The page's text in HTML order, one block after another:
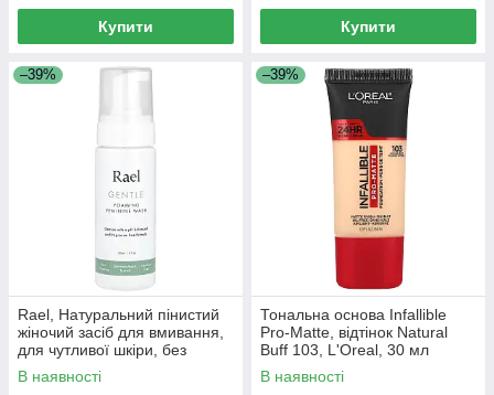
Купити Купити
–39%
Rael, Натуральний пінистий
жіночий засіб для вмивання,
для чутливої ​​шкіри, без
запаху, 5 рідких унцій (150
мл)
В наявності
–39%
Тональна основа Infallible
Pro-Matte, відтінок Natural
Buff 103, L'Oreal, 30 мл
В наявності